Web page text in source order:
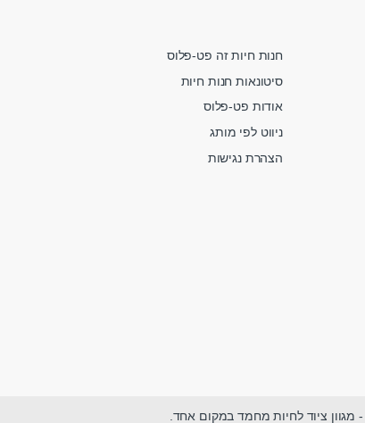
חנות חיות זה פט-פלוס
סיטונאות חנות חיות
אודות פט-פלוס
ניווט לפי מותג
הצהרת נגישות